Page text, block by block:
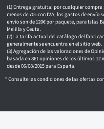
o
Entrega gratuita: por cualquier compra
menos de 70€ con IVA, los gastos de
envío son de 120€ por paquete, para Islas
Melilla y Ceuta.
La tarifa actual del catálogo del
generalmente se encuentra en el sitio web.
Agregación de las valoraciones de
basada en 861 opiniones de los últimos
desde 06/08/2015 para España.
* Consulte las condiciones de las ofertas